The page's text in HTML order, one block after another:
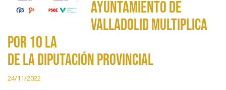
Ayuntamiento de
Valladolid multiplica
por 10 la
de la Diputación Provincial
24/11/2022